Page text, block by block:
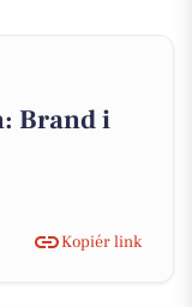
Brand i
Kopiér link